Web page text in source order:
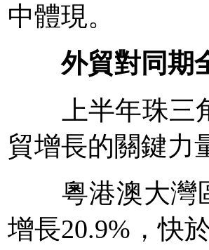
中體現。
外貿對同期
上半年珠三角
貿增長的關鍵力
粵港澳大灣區
增長20.9%，快